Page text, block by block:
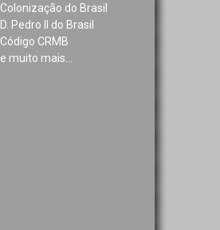
Colonização do Brasil
D. Pedro II do Brasil
Código CRMB
e muito mais...